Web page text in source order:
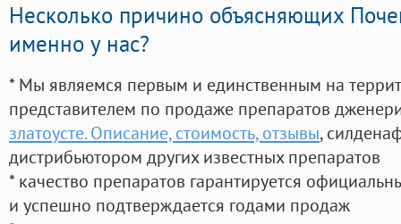
Несколько причино объясняющих
именно у нас?
* Мы являемся первым и единственным на
представителем по продаже препаратов
златоусте. Описание, стоимость, отзывы,
дистрибьютором других известных препаратов
* качество препаратов гарантируется
и успешно подтверждается годами продаж